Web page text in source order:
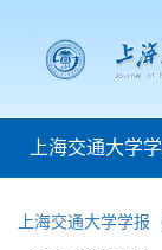
上海交通大学
上海交通大学学报